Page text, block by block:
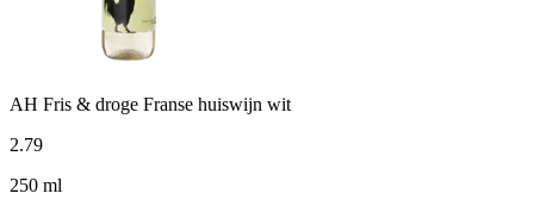
AH Fris & droge Franse huiswijn wit
2.79
250 ml